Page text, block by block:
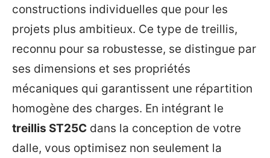
constructions individuelles que pour les
projets plus ambitieux. Ce type de treillis,
reconnu pour sa robustesse, se distingue par
ses dimensions et ses propriétés
mécaniques qui garantissent une répartition
homogène des charges. En intégrant le
treillis ST25C dans la conception de votre
dalle, vous optimisez non seulement la